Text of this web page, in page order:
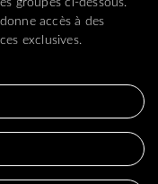
accès à des
exclusives.